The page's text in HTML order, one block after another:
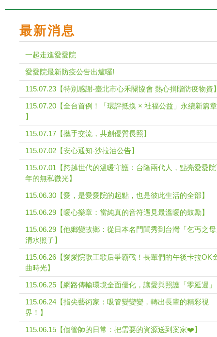
最新消息
一起走進愛愛院
愛愛院最新防疫公告出爐囉!
115.07.23【特別感謝-臺北市心禾關協會 熱心捐贈防疫物資
115.07.20【全台首例！「環評抵換 × 社福公益」永續新篇章
】
115.07.17【攜手交流，共創優質長照】
115.07.02【安心通知-沙拉油公告】
115.07.01【跨越世代的溫暖守護：台隆兩代人，點亮愛愛
年的無私微光】
115.06.30【愛，是愛愛院的起點，也是彼此生活的全部】
115.06.29【暖心樂章：當純真的音符遇見最溫暖的鼓勵】
115.06.29【他鄉變故鄉：從日本名門閨秀到台灣「乞丐之
清水照子】
115.06.26【愛愛院歌王歌后爭霸戰！長輩們的午後卡拉OK
曲時光】
115.06.25【網路傳輸環境全面優化，讓愛與照護「零延遲
115.06.24【指尖藝術家：吸管變變變，轉出長輩的精彩視
界！】
115.06.15【個管師的日常：把需要的資源送到案家❤️】